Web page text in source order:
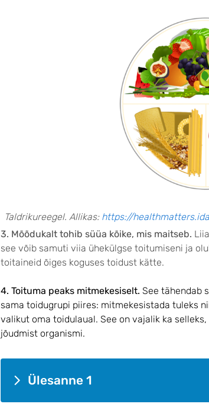
Taldrikureegel. Allikas: https://
3. Mõõdukalt tohib süüa kõike, mis maitseb.
see võib samuti viia ühekülgse toitumiseni ja
toitaineid õiges koguses toidust kätte.
4. Toituma peaks mitmekesiselt.See tähendab
sama toidugrupi piires: mitmekesistada tuleks
valikut oma toidulaual. See on vajalik ka
jõudmist organismi.
Ülesanne 1